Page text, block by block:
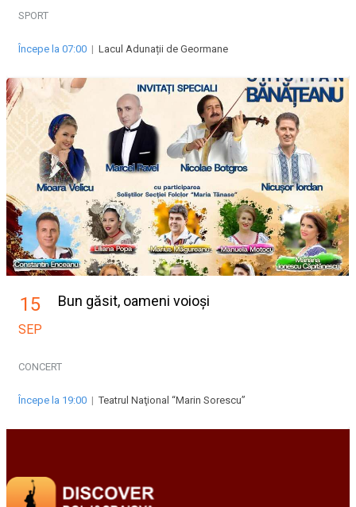
SPORT
Începe la 07:00 | Lacul Adunații de Geormane
15
SEP
Bun găsit, oameni voioși
CONCERT
Începe la 19:00 |Teatrul Naţional “Marin Sorescu”